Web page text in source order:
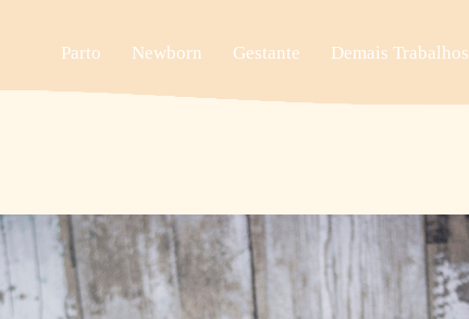
Parto Newborn Gestante Demais Trabalhos